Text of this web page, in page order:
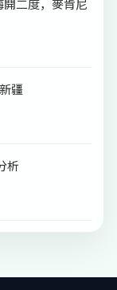
二度，麥肯尼
疆
析